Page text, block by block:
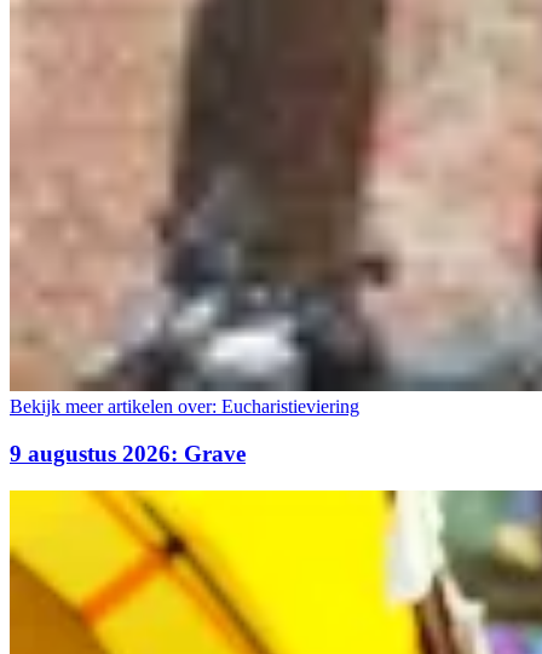
Bekijk meer artikelen over: Eucharistieviering
9 augustus 2026: Grave